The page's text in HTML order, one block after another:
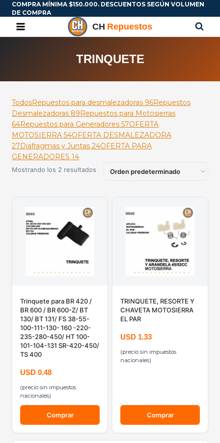
COMPRA MÍNIMA $150.000. DESCUENTOS SEGÚN VOLUMEN
DE COMPRA
TRINQUETE
TodosRepuestos para desmalezadoras 96Repuestos
Desmalezadoras 89Repuestos para Motosierras
64Repuestos para Generadores 57OFERTA
MOTOSIERRA 54OFERTA DESMALEZADORA
27Diafragmas y Juntas 24OFERTA PARA
GENERADORES 14
Mostrando los 2 resultados
Trinquete para BR 420 /
BR 600 / BR 600-Z/ BT
130/ BT 131/ FS 38-55-
100-111-130- 160 -220-
235-280-450/ HT 100-
101-104-131 SR-420-450/
TS 400
USD 0.48
(precio sin impuestos
nacionales)
Comprar
TRINQUETE, RESORTE Y
CHAVETA MOTOSIERRA
EL PAR
USD 1.33
(precio sin impuestos
nacionales)
Comprar